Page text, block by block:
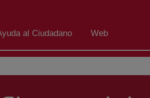
al Ciudadano Web